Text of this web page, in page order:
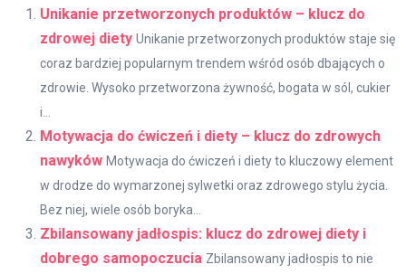
Unikanie przetworzonych produktów – klucz do
zdrowej diety Unikanie przetworzonych produktów staje się
coraz bardziej popularnym trendem wśród osób dbających o
zdrowie. Wysoko przetworzona żywność, bogata w sól, cukier
i...
Motywacja do ćwiczeń i diety – klucz do zdrowych
nawyków Motywacja do ćwiczeń i diety to kluczowy element
w drodze do wymarzonej sylwetki oraz zdrowego stylu życia.
Bez niej, wiele osób boryka...
Zbilansowany jadłospis: klucz do zdrowej diety i
dobrego samopoczucia Zbilansowany jadłospis to nie